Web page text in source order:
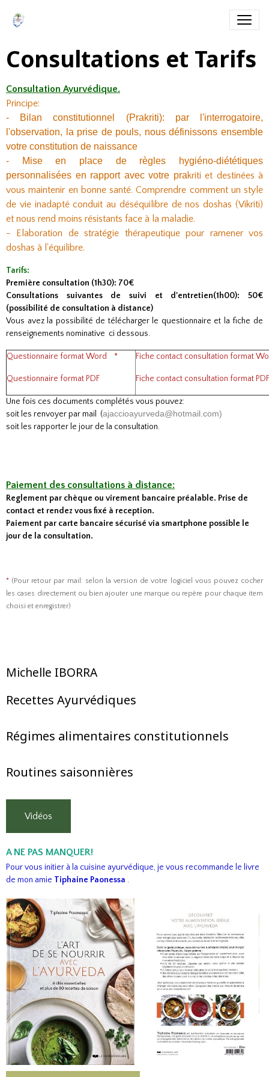
Consultations et Tarifs
Consultation Ayurvédique.
Principe:
- Bilan constitutionnel (Prakriti): par l'interrogatoire,
l'observation, la prise de pouls, nous définissons ensemble
votre constitution de naissance
- Mise en place de règles hygiéno-diététiques
personnalisées en rapport avec votre prakriti et destinées à
vous maintenir en bonne santé. Comprendre comment un style
de vie inadapté conduit au déséquilibre de nos doshas (Vikriti)
et nous rend moins résistants face à la maladie.
- Elaboration de stratégie thérapeutique pour ramener vos
doshas à l'équilibre.
Tarifs:
Première consultation (1h30): 70€
Consultations suivantes de suivi et d'entretien(1h00): 50€
(possibilité de consultation à distance)
Vous avez la possibilité de télécharger le questionnaire et la fiche de
renseignements nominative ci dessous.
Questionnaire format Word *
Questionnaire format PDF
Fiche contact consultation format
Fiche contact consultation format PDF
Une fois ces documents complétés vous pouvez:
soit les renvoyer par mail (ajaccioayurveda@hotmail.com)
​soit les rapporter le jour de la consultation.
Paiement des consultations à distance:
Reglement par chèque ou virement bancaire préalable. Prise de
contact et rendez vous fixé à reception.
Paiement par carte bancaire sécurisé via smartphone possible le
jour de la consultation.
* (Pour retour par mail: selon la version de votre logiciel vous pouvez cocher
les cases directement ou bien ajouter une marque ou repère pour chaque item
choisi et enregistrer)
Michelle IBORRA
Recettes Ayurvédiques
Régimes alimentaires constitutionnels
Routines saisonnières
Vidéos
A NE PAS MANQUER!
Pour vous initier à la cuisine ayurvédique, je vous recommande le livre
de mon amie Tiphaine Paonessa .